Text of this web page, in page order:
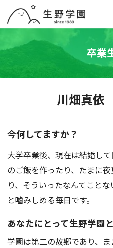
学校紹介
中学校
オープンスクール
保護者のみなさんへ
受験生のみなさんへ
アクセス
卒業
川畑真依
今何してますか？
大学卒業後、現在は結婚し
のご飯を作ったり、たまに
り、そういったなんてこと
と嚙みしめる毎日です。
あなたにとって生野学園
学園は第二の故郷であり、